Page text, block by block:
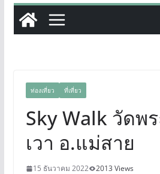
ยกระดับตลาดสด
ศิลปะมีชีวิต หนุนเศร
ท่องเที่ยว ที่เที่ยว
Sky Walk วัดพ
เวา อ.แม่สาย
15 ธันวาคม 2022
2013 Views